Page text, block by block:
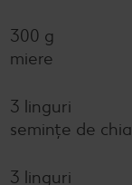
300 g
miere
3 linguri
semințe de chia
3 linguri